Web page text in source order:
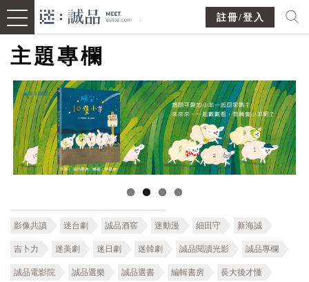
註冊/登入
主題專欄
影像共讀 迷台劇 誠品酒窖 迷動漫 細田守 新海誠
吉卜力 迷美劇 迷日劇 迷韓劇 誠品閱讀光影 誠品專欄
誠品電影院 誠品選樂 誠品選書 編輯書房 長大後才懂